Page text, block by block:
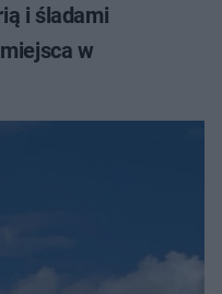
i śladami
w